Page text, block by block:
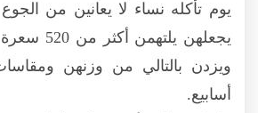
يوم تأكله نساء لا يعانين من
يجعلهن
ويزدن بالتالي من وزنهن
أسابيع.